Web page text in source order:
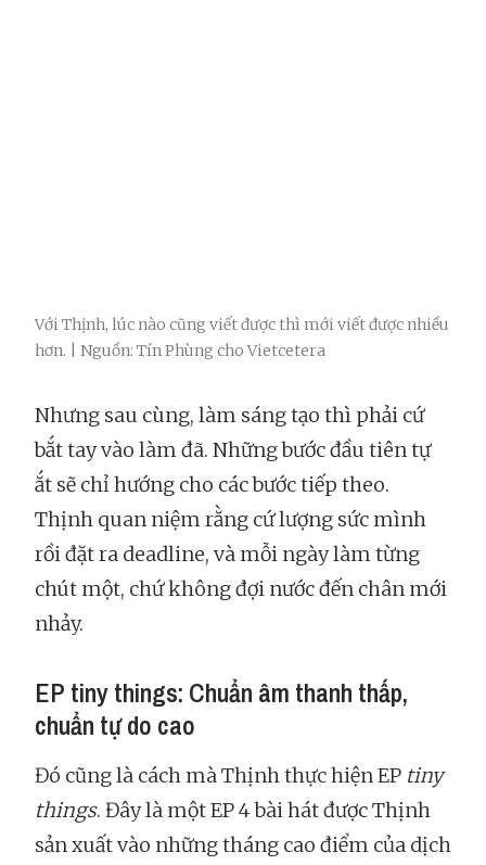
Với Thịnh, lúc nào cũng viết được thì mới viết được nhiều
hơn. | Nguồn: Tín Phùng cho Vietcetera
Nhưng sau cùng, làm sáng tạo thì phải cứ
bắt tay vào làm đã. Những bước đầu tiên tự
ắt sẽ chỉ hướng cho các bước tiếp theo.
Thịnh quan niệm rằng cứ lượng sức mình
rồi đặt ra deadline, và mỗi ngày làm từng
chút một, chứ không đợi nước đến chân mới
nhảy.
EP tiny things: Chuẩn âm thanh thấp,
chuẩn tự do cao
Đó cũng là cách mà Thịnh thực hiện EP tiny
things. Đây là một EP 4 bài hát được Thịnh
sản xuất vào những tháng cao điểm của dịch